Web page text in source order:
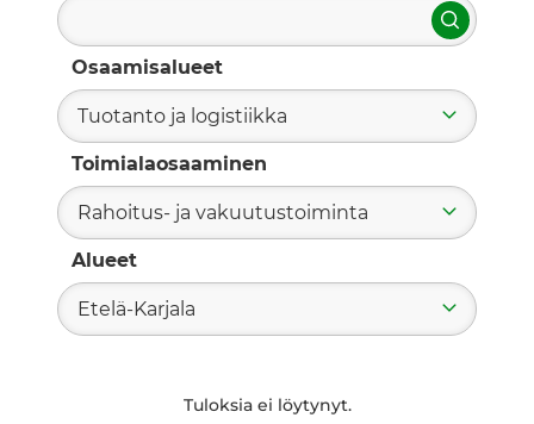
Hae
Osaamisalueet
Tuotanto ja logistiikka
Toimialaosaaminen
Rahoitus- ja vakuutustoiminta
Alueet
Etelä-Karjala
Tuloksia ei löytynyt.